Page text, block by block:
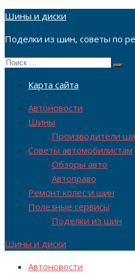
Перейти
содержимому
Шины и диски
Поделки из шин, советы по
Поиск
Поиск
Карта сайта
Автоновости
Шины
Производители
Советы автомобилистам
Обзоры авто
Автоправо
Ремонт колес и шин
Полезные сервисы
Поделки из шин
Шины и диски
Автоновости